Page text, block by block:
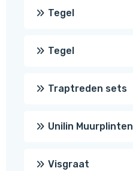
Tegel
Tegel
Traptreden sets
Unilin Muurplinten
Visgraat